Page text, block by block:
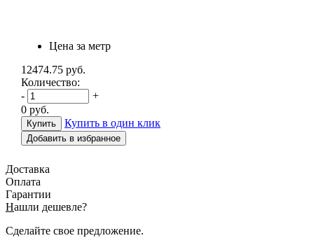
Цена за метр
12474.75 руб.
Количество:
-
+
0 руб.
Купить в один клик
Добавить в избранное
Доставка
Оплата
Гарантии
Нашли дешевле?
Сделайте свое предложение.